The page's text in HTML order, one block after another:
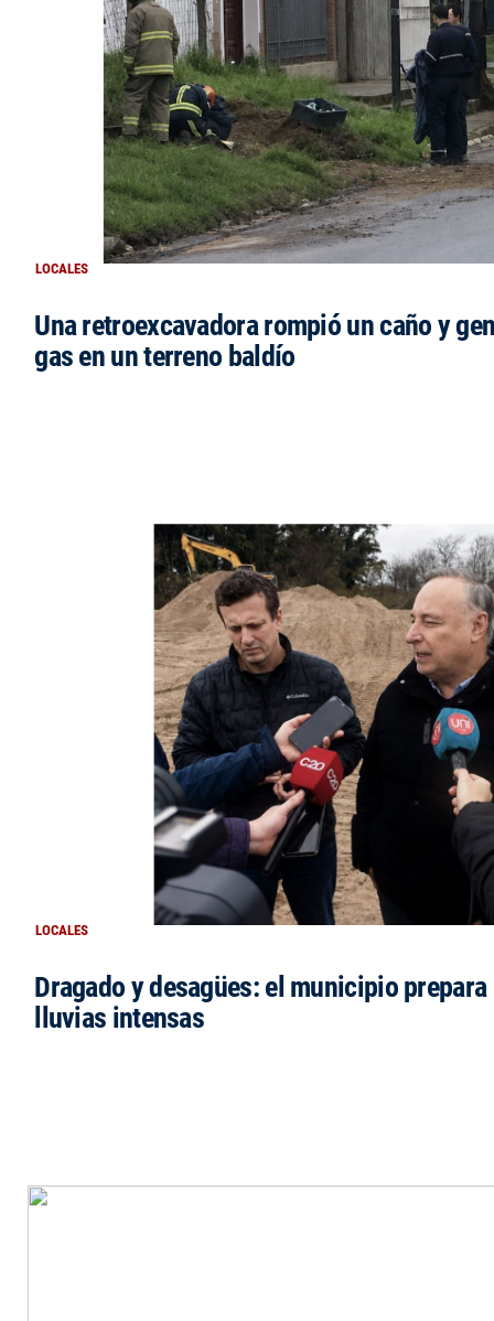
LOCALES
Una retroexcavadora rompió un caño y
gas en un terreno baldío
LOCALES
Dragado y desagües: el municipio
lluvias intensas